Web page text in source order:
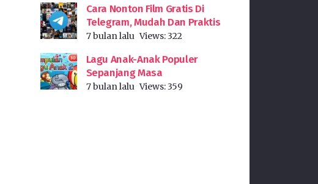
Cara Nonton Film Gratis Di
Telegram, Mudah Dan Praktis
7 bulan lalu Views:322
Lagu Anak-Anak Populer
Sepanjang Masa
7 bulan lalu Views:359